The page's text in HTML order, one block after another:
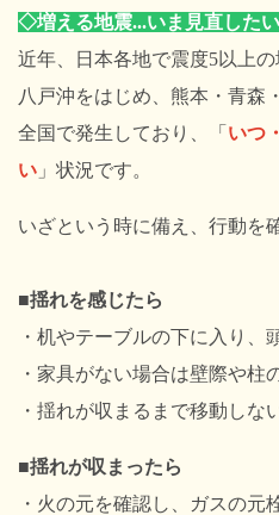
◇増える地震...いま見直したい
近年、日本各地で震度5以上の
八戸沖をはじめ、熊本・青森
全国で発生しており、「 いつ
い 」状況です。
いざという時に備え、行動を
■揺れを感じたら
・机やテーブルの下に入り、
・家具がない場合は壁際や柱
・揺れが収まるまで移動しな
■揺れが収まったら
・火の元を確認し、ガスの元